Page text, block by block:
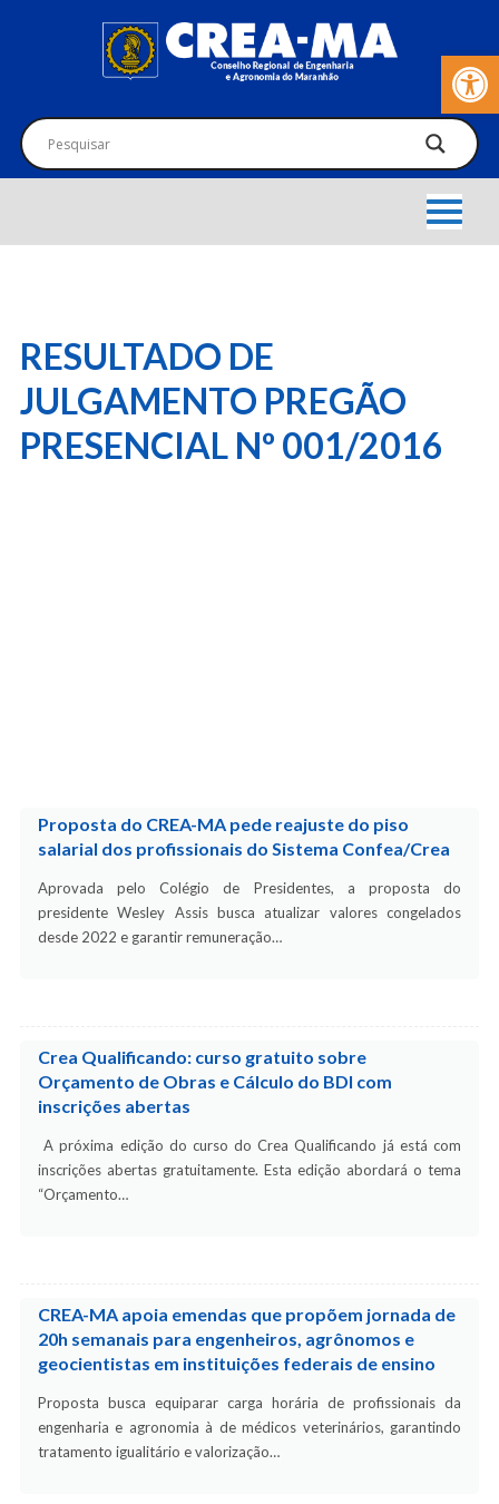
Barra de
RESULTADO DE
JULGAMENTO PREGÃO
PRESENCIAL Nº 001/2016
Proposta do CREA-MA pede reajuste do piso
salarial dos profissionais do Sistema Confea/Crea
Aprovada pelo Colégio de Presidentes, a proposta do
presidente Wesley Assis busca atualizar valores congelados
desde 2022 e garantir remuneração…
Crea Qualificando: curso gratuito sobre
Orçamento de Obras e Cálculo do BDI com
inscrições abertas
A próxima edição do curso do Crea Qualificando já está com
inscrições abertas gratuitamente. Esta edição abordará o tema
“Orçamento…
CREA-MA apoia emendas que propõem jornada de
20h semanais para engenheiros, agrônomos e
geocientistas em instituições federais de ensino
Proposta busca equiparar carga horária de profissionais da
engenharia e agronomia à de médicos veterinários, garantindo
tratamento igualitário e valorização…